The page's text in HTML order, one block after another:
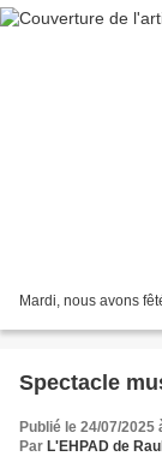
Mardi, nous avons
Spectacle
Publié le 24/07/2025
Par L'EHPAD de